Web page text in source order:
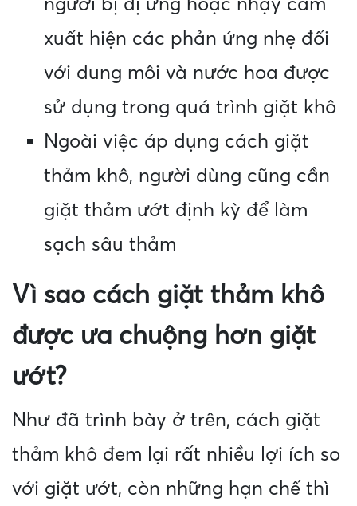
xuất hiện các phản ứng nhẹ đối
với dung môi và nước hoa được
sử dụng trong quá trình giặt khô
Ngoài việc áp dụng cách giặt
thảm khô, người dùng cũng cần
giặt thảm ướt định kỳ để làm
sạch sâu thảm
Vì sao cách giặt thảm khô
được ưa chuộng hơn giặt
ướt?
Như đã trình bày ở trên, cách giặt
thảm khô đem lại rất nhiều lợi ích so
với giặt ướt, còn những hạn chế thì